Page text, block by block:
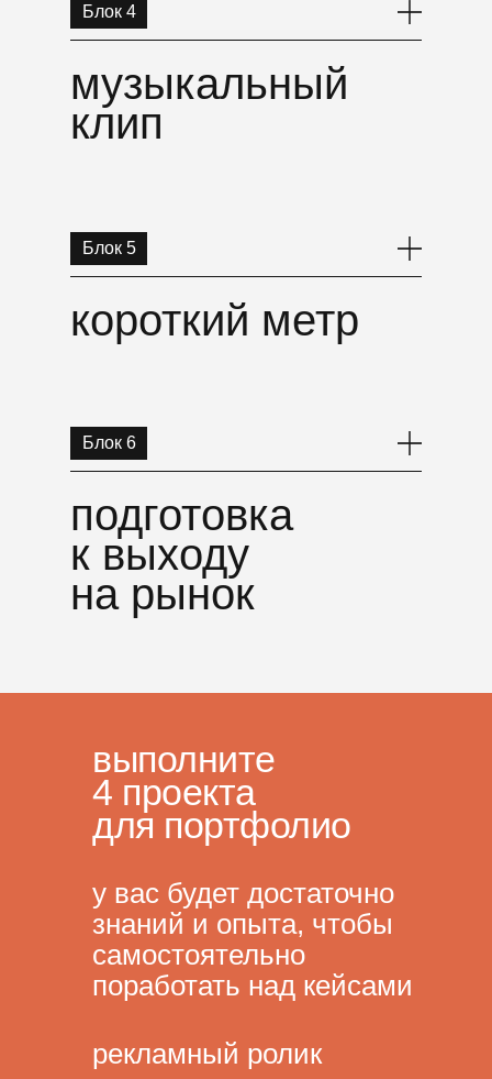
музыкальный
клип
Блок 4
короткий метр
Блок 5
подготовка
к выходу
на рынок
Блок 6
выполните
4 проекта
для портфолио
рекламный ролик
у вас будет достаточно
знаний и опыта, чтобы
самостоятельно
поработать над кейсами